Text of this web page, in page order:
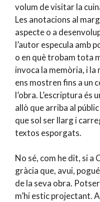
volum de visitar la
Les anotacions al
aspecte o a
l’autor especula amb
o en què trobam tota
invoca la memòria, i la
ens mostren fins a un
l’obra. L’escriptura és
allò que arriba al
que sol ser llarg i
textos esporgats.
No sé, com he dit, si a
gràcia que, avui,
de la seva obra.
m’hi estic projectant.